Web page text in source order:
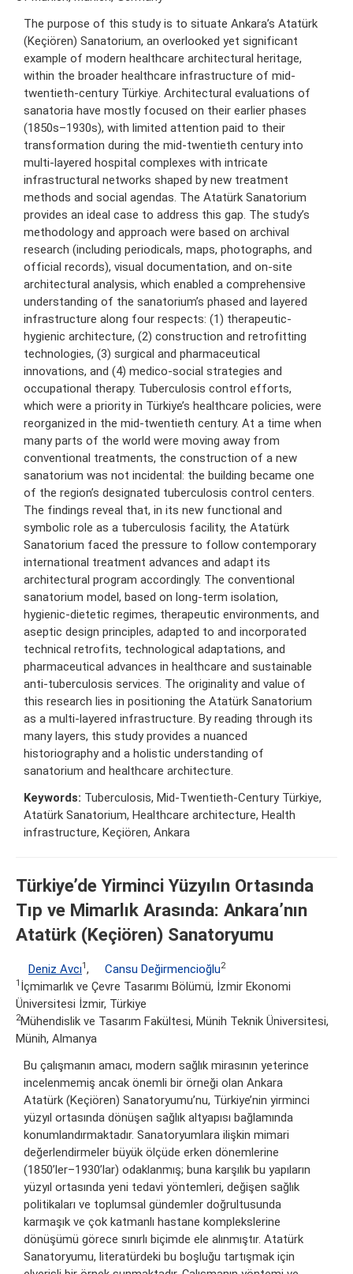
The purpose of this study is to situate Ankara’s Atatürk
(Keçiören) Sanatorium, an overlooked yet significant
example of modern healthcare architectural heritage,
within the broader healthcare infrastructure of mid-
twentieth-century Türkiye. Architectural evaluations of
sanatoria have mostly focused on their earlier phases
(1850s–1930s), with limited attention paid to their
transformation during the mid-twentieth century into
multi-layered hospital complexes with intricate
infrastructural networks shaped by new treatment
methods and social agendas. The Atatürk Sanatorium
provides an ideal case to address this gap. The study’s
methodology and approach were based on archival
research (including periodicals, maps, photographs, and
official records), visual documentation, and on-site
architectural analysis, which enabled a comprehensive
understanding of the sanatorium’s phased and layered
infrastructure along four respects: (1) therapeutic-
hygienic architecture, (2) construction and retrofitting
technologies, (3) surgical and pharmaceutical
innovations, and (4) medico-social strategies and
occupational therapy. Tuberculosis control efforts,
which were a priority in Türkiye’s healthcare policies, were
reorganized in the mid-twentieth century. At a time when
many parts of the world were moving away from
conventional treatments, the construction of a new
sanatorium was not incidental: the building became one
of the region’s designated tuberculosis control centers.
The findings reveal that, in its new functional and
symbolic role as a tuberculosis facility, the Atatürk
Sanatorium faced the pressure to follow contemporary
international treatment advances and adapt its
architectural program accordingly. The conventional
sanatorium model, based on long-term isolation,
hygienic-dietetic regimes, therapeutic environments, and
aseptic design principles, adapted to and incorporated
technical retrofits, technological adaptations, and
pharmaceutical advances in healthcare and sustainable
anti-tuberculosis services. The originality and value of
this research lies in positioning the Atatürk Sanatorium
as a multi-layered infrastructure. By reading through its
many layers, this study provides a nuanced
historiography and a holistic understanding of
sanatorium and healthcare architecture.
Keywords: Tuberculosis, Mid-Twentieth-Century Türkiye,
Atatürk Sanatorium, Healthcare architecture, Health
infrastructure, Keçiören, Ankara
Türkiye’de Yirminci Yüzyılın Ortasında
Tıp ve Mimarlık Arasında: Ankara’nın
Atatürk (Keçiören) Sanatoryumu
Deniz Avcı1 , Cansu Değirmencioğlu2
1 İçmimarlık ve Çevre Tasarımı Bölümü, İzmir Ekonomi
Üniversitesi İzmir, Türkiye
2Mühendislik ve Tasarım Fakültesi, Münih Teknik Üniversitesi,
Münih, Almanya
Bu çalışmanın amacı, modern sağlık mirasının yeterince
incelenmemiş ancak önemli bir örneği olan Ankara
Atatürk (Keçiören) Sanatoryumu’nu, Türkiye’nin yirminci
yüzyıl ortasında dönüşen sağlık altyapısı bağlamında
konumlandırmaktadır. Sanatoryumlara ilişkin mimari
değerlendirmeler büyük ölçüde erken dönemlerine
(1850’ler–1930’lar) odaklanmış; buna karşılık bu yapıların
yüzyıl ortasında yeni tedavi yöntemleri, değişen sağlık
politikaları ve toplumsal gündemler doğrultusunda
karmaşık ve çok katmanlı hastane komplekslerine
dönüşümü görece sınırlı biçimde ele alınmıştır. Atatürk
Sanatoryumu, literatürdeki bu boşluğu tartışmak için